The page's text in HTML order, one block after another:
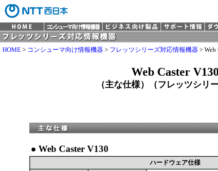
HOME > コンシューマ向け情報機器 > フレッツシリーズ対応情報機器 > Web
Web Caster
（主な仕様）（フレッツシリ
● Web Caster V130
ハードウェア仕様